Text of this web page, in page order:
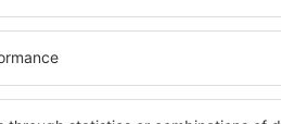
Jsou jako
hotel
cestu už
přesně podle
znamená
atrakce pro
skvělým
služebně